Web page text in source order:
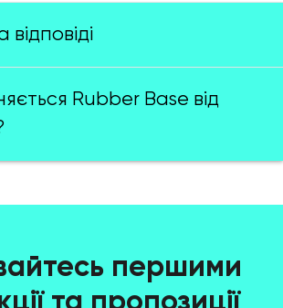
Rubber Base від
першими
та пропозиції